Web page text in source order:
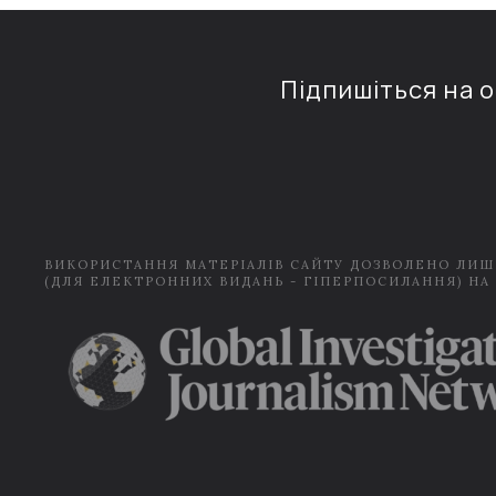
Підпишіться на
ВИКОРИСТАННЯ МАТЕРІАЛІВ САЙТУ ДОЗВОЛЕНО
(ДЛЯ ЕЛЕКТРОННИХ ВИДАНЬ - ГІПЕРПОСИЛАННЯ) НА